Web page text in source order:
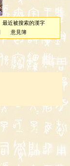
最近被搜索的漢字
意見簿